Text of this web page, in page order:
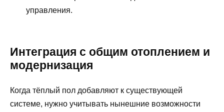
управления.
Интеграция с общим отоплением и
модернизация
Когда тёплый пол добавляют к существующей
системе, нужно учитывать нынешние возможности